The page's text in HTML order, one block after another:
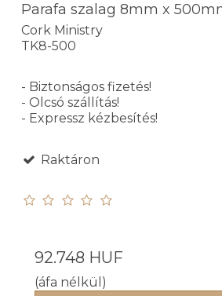
Parafa szalag 8mm x
Cork Ministry
TK8-500
- Biztonságos fizetés!
- Olcsó szállítás!
- Expressz kézbesítés!
Raktáron
92.748 HUF
(áfa nélkül)